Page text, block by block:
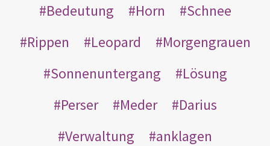
Bedeutung
Horn
Schnee
Rippen
Leopard
Morgengrauen
Sonnenuntergang
Lösung
Perser
Meder
Darius
Verwaltung
anklagen